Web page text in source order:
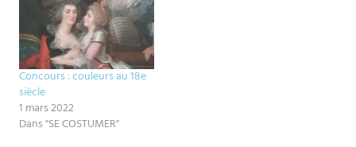
Concours : couleurs au 18e
siècle
1 mars 2022
Dans "SE COSTUMER"